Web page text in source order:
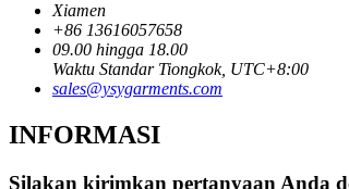
Xiamen
+86 13616057658
09.00 hingga 18.00
Waktu Standar Tiongkok, UTC+8:00
sales@ysygarments.com
INFORMASI
Silakan kirimkan pertanyaan Anda